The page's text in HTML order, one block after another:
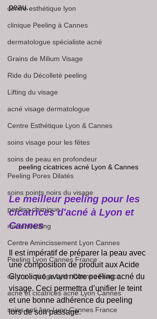
centre esthétique lyon
clinique Peeling à Cannes
dermatologue spécialiste acné
Grains de Milium Visage
Ride du Décolleté peeling
Lifting du visage
acné visage dermatologue
Centre Esthétique Lyon & Cannes
soins visage pour les fêtes
soins de peau en profondeur
Peeling Pores Dilatés
soins points noirs du visage
peeling chimique
microneedling
Centre Amincissement Lyon Cannes
Peeling Lyon Cannes France
centre anti âge Lyon Cannes France
acné et cicatrices acné Lyon Cannes
soins anti âge Lyon Cannes France
peau.
peeling cicatrices acné Lyon & Cannes
Le meilleur peeling pour les
cicatrices d'acné à Lyon et
Cannes
Il est impératif de préparer la peau avec
une composition de produit aux Acide
Glycolique avant notre peeling acné du
visage. Ceci permettra d’unifier le teint
et une bonne adhérence du peeling
lors de son passage.